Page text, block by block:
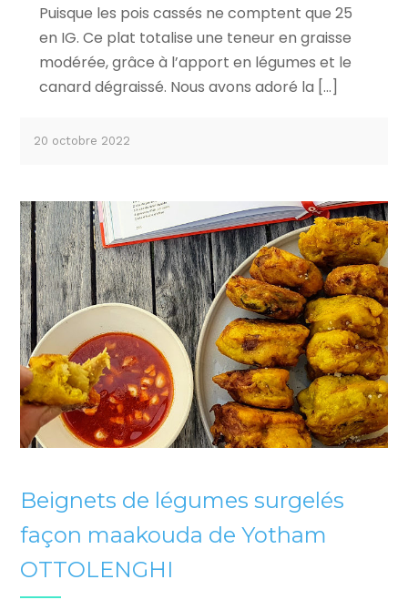
Puisque les pois cassés ne comptent que 25
en IG. Ce plat totalise une teneur en graisse
modérée, grâce à l’apport en légumes et le
canard dégraissé. Nous avons adoré la […]
20 octobre 2022
Beignets de légumes surgelés
façon maakouda de Yotham
OTTOLENGHI